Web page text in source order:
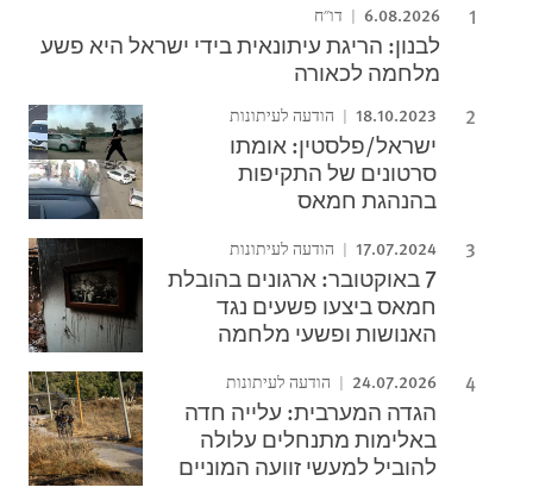
6.08.2026 דו"ח
לבנון: הריגת עיתונאית בידי ישראל היא פשע
מלחמה לכאורה
18.10.2023 הודעה לעיתונות
ישראל/פלסטין: אומתו
סרטונים של התקיפות
בהנהגת חמאס
17.07.2024 הודעה לעיתונות
7 באוקטובר: ארגונים בהובלת
חמאס ביצעו פשעים נגד
האנושות ופשעי מלחמה
24.07.2026 הודעה לעיתונות
הגדה המערבית: עלייה חדה
באלימות מתנחלים עלולה
להוביל למעשי זוועה המוניים